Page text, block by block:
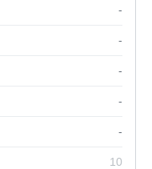
-
-
-
-
-
10